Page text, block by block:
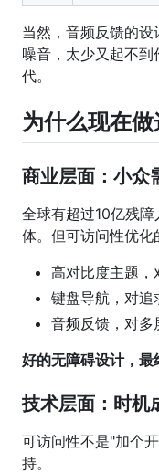
当然，音频反馈的
噪音，太少又起不
代。
为什么现在做
商业层面：小众
全球有超过10亿残
体。但可访问性优化
高对比度主题，
键盘导航，对追
音频反馈，对多
好的无障碍设计，最
技术层面：时机
可访问性不是"加个
持。